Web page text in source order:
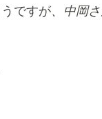
ですが、中岡